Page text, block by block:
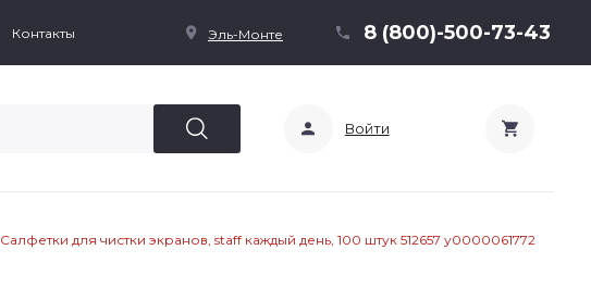
Контакты Эль-Монте 8 (800)-500-73-43
Войти
Салфетки для чистки экранов, staff каждый день, 100 штук 512657 у0000061772